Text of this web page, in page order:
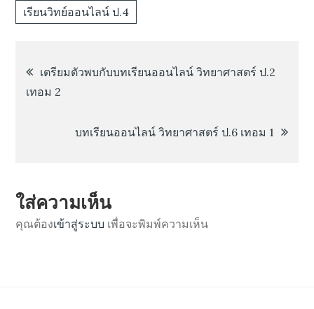
เรียนวิทย์ออนไลน์ ป.4
เมนู
นำทาง
เตรียมตัวพบกับบทเรียนออนไลน์ วิทยาศาสตร์ ป.2
เทอม 2
บทเรียนออนไลน์ วิทยาศาสตร์ ป.6 เทอม 1
ใส่ความเห็น
คุณต้องเข้าสู่ระบบ เพื่อจะพิมพ์ความเห็น